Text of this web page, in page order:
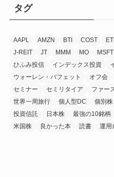
タグ
AAPL AMZN BTI COST
J-REIT
JT MMM MO MSFT
ひふみ投信
インデックス投資
ウォーレン・バフェット
オフ会
セミナー
セミリタイア ファー
世界一周旅行
個人型DC 個別株
投資信託
日本株 最強の10銘柄
米国株
良かった本 読書 運用